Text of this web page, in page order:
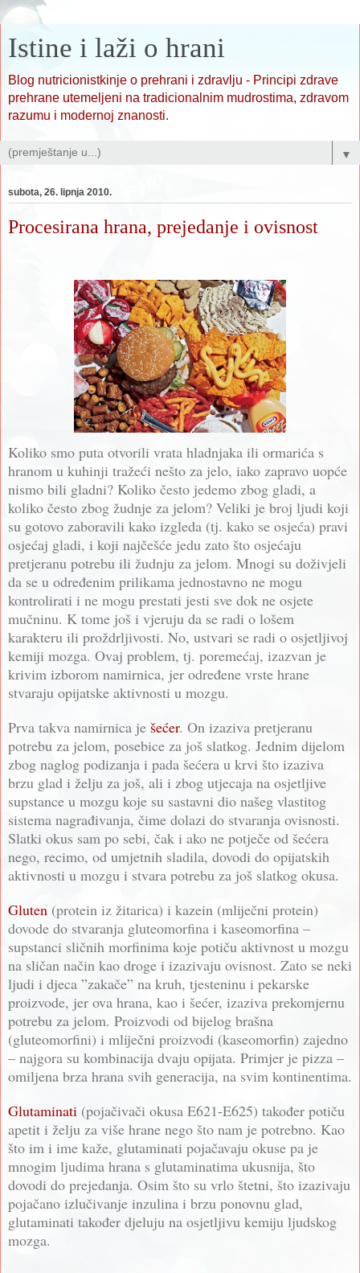
Istine i laži o hrani
Blog nutricionistkinje o prehrani i zdravlju - Principi zdrave
prehrane utemeljeni na tradicionalnim mudrostima, zdravom
razumu i modernoj znanosti.
▼
subota, 26. lipnja 2010.
Procesirana hrana, prejedanje i ovisnost
Koliko smo puta otvorili vrata hladnjaka ili ormarića s
hranom u kuhinji tražeći nešto za jelo, iako zapravo uopće
nismo bili gladni? Koliko često jedemo zbog gladi, a
koliko često zbog žudnje za jelom? Veliki je broj ljudi koji
su gotovo zaboravili kako izgleda (tj. kako se osjeća) pravi
osjećaj gladi, i koji najčešće jedu zato što osjećaju
pretjeranu potrebu ili žudnju za jelom. Mnogi su doživjeli
da se u određenim prilikama jednostavno ne mogu
kontrolirati i ne mogu prestati jesti sve dok ne osjete
mučninu. K tome još i vjeruju da se radi o lošem
karakteru ili proždrljivosti. No, ustvari se radi o osjetljivoj
kemiji mozga. Ovaj problem, tj. poremećaj, izazvan je
krivim izborom namirnica, jer određene vrste hrane
stvaraju opijatske aktivnosti u mozgu.
Prva takva namirnica je šećer. On izaziva pretjeranu
potrebu za jelom, posebice za još slatkog. Jednim dijelom
zbog naglog podizanja i pada šećera u krvi što izaziva
brzu glad i želju za još, ali i zbog utjecaja na osjetljive
supstance u mozgu koje su sastavni dio našeg vlastitog
sistema nagrađivanja, čime dolazi do stvaranja ovisnosti.
Slatki okus sam po sebi, čak i ako ne potječe od šećera
nego, recimo, od umjetnih sladila, dovodi do opijatskih
aktivnosti u mozgu i stvara potrebu za još slatkog okusa.
Gluten (protein iz žitarica) i kazein (mliječni protein)
dovode do stvaranja gluteomorfina i kaseomorfina –
supstanci sličnih morfinima koje potiču aktivnost u mozgu
na sličan način kao droge i izazivaju ovisnost. Zato se neki
ljudi i djeca ”zakače” na kruh, tjesteninu i pekarske
proizvode, jer ova hrana, kao i šećer, izaziva prekomjernu
potrebu za jelom. Proizvodi od bijelog brašna
(gluteomorfini) i mliječni proizvodi (kaseomorfin) zajedno
– najgora su kombinacija dvaju opijata. Primjer je pizza –
omiljena brza hrana svih generacija, na svim kontinentima.
Glutaminati (pojačivači okusa E621-E625) također potiču
apetit i želju za više hrane nego što nam je potrebno. Kao
što im i ime kaže, glutaminati pojačavaju okuse pa je
mnogim ljudima hrana s glutaminatima ukusnija, što
dovodi do prejedanja. Osim što su vrlo štetni, što izazivaju
pojačano izlučivanje inzulina i brzu ponovnu glad,
glutaminati također djeluju na osjetljivu kemiju ljudskog
mozga.